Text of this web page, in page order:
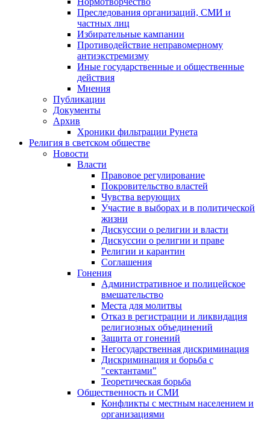
Преследования организаций, СМИ и
частных лиц
Избирательные кампании
Противодействие неправомерному
антиэкстремизму
Иные государственные и общественные
действия
Мнения
Публикации
Документы
Архив
Хроники фильтрации Рунета
Религия в светском обществе
Новости
Власти
Правовое регулирование
Покровительство властей
Чувства верующих
Участие в выборах и в политической
жизни
Дискуссии о религии и власти
Дискуссии о религии и праве
Религии и карантин
Соглашения
Гонения
Административное и полицейское
вмешательство
Места для молитвы
Отказ в регистрации и ликвидация
религиозных объединений
Защита от гонений
Негосударственная дискриминация
Дискриминация и борьба с
"сектантами"
Теоретическая борьба
Общественность и СМИ
Конфликты с местным населением и
организациями